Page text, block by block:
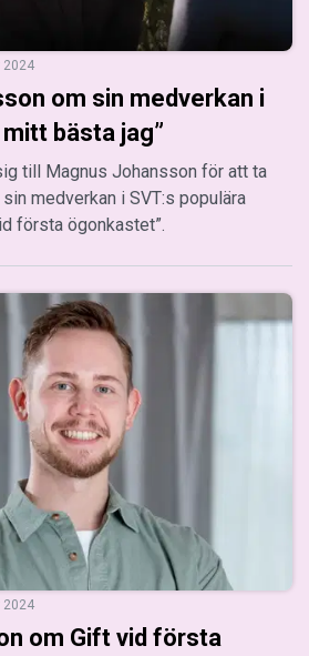
2024
om sin medverkan i
mitt bästa jag”
till Magnus Johansson för att ta
medverkan i SVT:s populära
första ögonkastet”.
2024
om Gift vid första